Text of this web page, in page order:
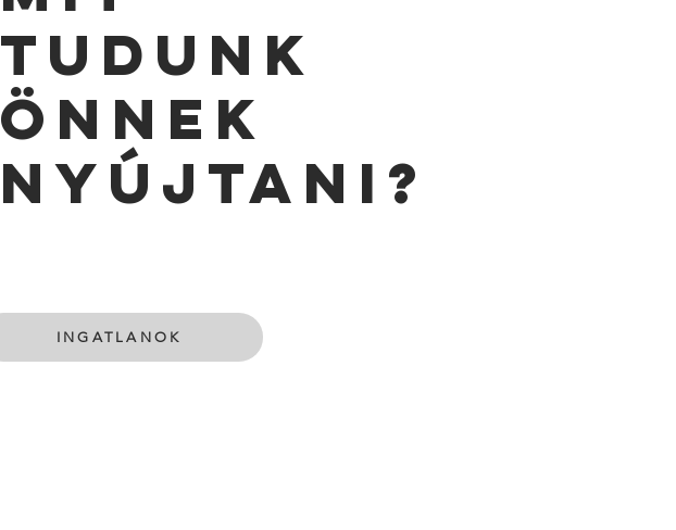
TUDUNK
ÖNNEK
NYÚJTANI?
INGATLANOK